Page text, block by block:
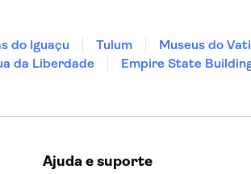
do Iguaçu Tulum Museus do
da Liberdade Empire State
Ajuda e suporte